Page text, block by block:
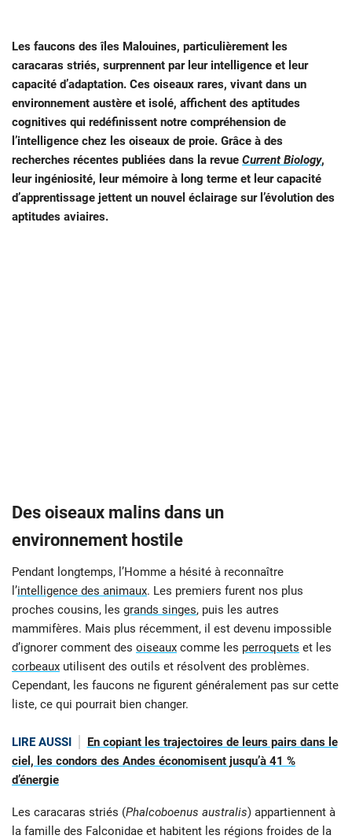
Les faucons des îles Malouines, particulièrement les
caracaras striés, surprennent par leur intelligence et leur
capacité d’adaptation. Ces oiseaux rares, vivant dans un
environnement austère et isolé, affichent des aptitudes
cognitives qui redéfinissent notre compréhension de
l’intelligence chez les oiseaux de proie. Grâce à des
recherches récentes publiées dans la revue Current Biology,
leur ingéniosité, leur mémoire à long terme et leur capacité
d’apprentissage jettent un nouvel éclairage sur l’évolution des
aptitudes aviaires.
Des oiseaux malins dans un
environnement hostile
Pendant longtemps, l’Homme a hésité à reconnaître
l’intelligence des animaux. Les premiers furent nos plus
proches cousins, les grands singes, puis les autres
mammifères. Mais plus récemment, il est devenu impossible
d’ignorer comment des oiseaux comme les perroquets et les
corbeaux utilisent des outils et résolvent des problèmes.
Cependant, les faucons ne figurent généralement pas sur cette
liste, ce qui pourrait bien changer.
LIRE AUSSI
En copiant les trajectoires de leurs pairs dans le
ciel, les condors des Andes économisent jusqu’à 41 %
d’énergie
Les caracaras striés (Phalcoboenus australis) appartiennent à
la famille des Falconidae et habitent les régions froides de la